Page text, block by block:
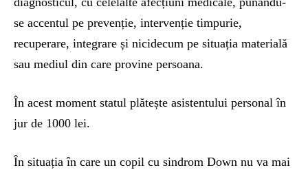
se accentul pe prevenție, intervenție timpurie,
recuperare, integrare și nicidecum pe situația materială
sau mediul din care provine persoana.
În acest moment statul plătește asistentului personal în
jur de 1000 lei.
În situația în care un copil cu sindrom Down nu va mai